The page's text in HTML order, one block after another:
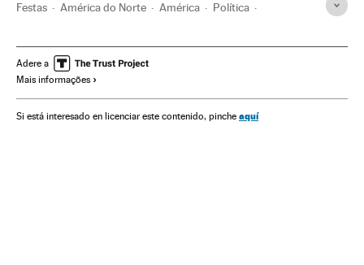
Festas América do Norte América Política
Eleições EUA Natal Apple
Estados Unidos
Comércio eletrônico Comércio Internet Empresas
Adere a
Mais informações
Si está interesado en licenciar este contenido, pinche aquí